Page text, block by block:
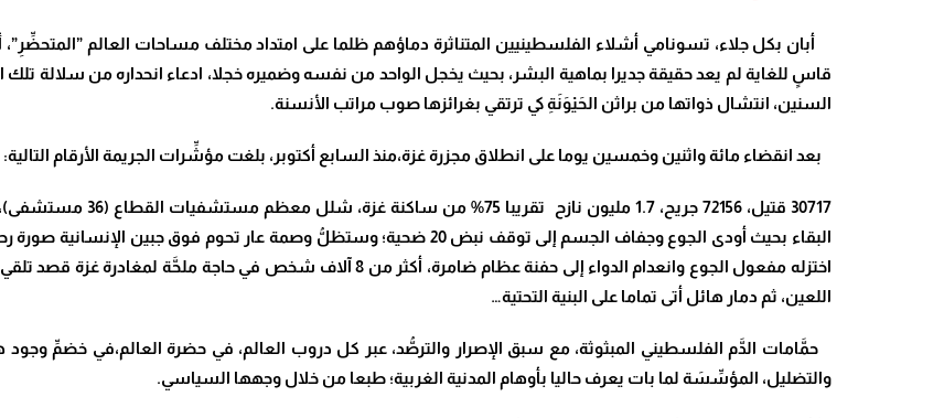
أبان بكل جلاء، تسونامي أشلاء الفلسطينيين المتناثرة دماؤهم ظلما على امتداد مختلف مساحات العالم
قاسٍ للغاية لم يعد حقيقة جديرا بماهية البشر، بحيث يخجل الواحد من نفسه وضميره خجلا، ادعاء انحداره من سلالة تلك
السنين، انتشال ذواتها من براثن الحَيْوَنَةِ كي ترتقي بغرائزها صوب مراتب الأنسنة.
بعد انقضاء مائة واثنين وخمسين يوما على انطلاق مجزرة غزة،منذ السابع أكتوبر، بلغت مؤشِّرات الجريمة الأرقام التالية:
30717 قتيل، 72156
البقاء بحيث أودى الجوع وجفاف الجسم إلى توقف نبض 20 ضحية؛ وستظلُّ وصمة عار
اللعين، ثم دمار هائل أتى تماما على البنية التحتية…
حمَّامات الدَّم الفلسطيني المبثوثة، مع سبق الإصرار والترصُّد، عبر كل دروب العالم، في حضرة العالم،في خضمِّ وجود
والتضليل، المؤسِّسَة لما بات يعرف حاليا بأوهام المدنية الغربية؛ طبعا من خلال وجهها السياسي.